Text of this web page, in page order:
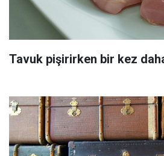
Tavuk pişirirken bir kez